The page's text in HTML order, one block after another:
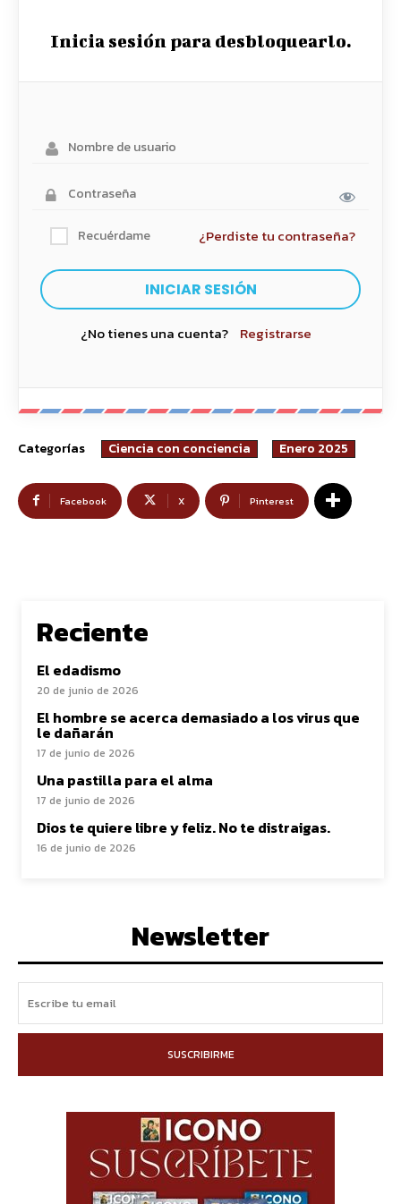
Inicia sesión para desbloquearlo.
Recuérdame ¿Perdiste tu contraseña?
¿No tienes una cuenta? Registrarse
Categorías Ciencia con conciencia Enero 2025
Facebook X Pinterest
Reciente
El edadismo
20 de junio de 2026
El hombre se acerca demasiado a los virus que
le dañarán
17 de junio de 2026
Una pastilla para el alma
17 de junio de 2026
Dios te quiere libre y feliz. No te distraigas.
16 de junio de 2026
Newsletter
SUSCRIBIRME